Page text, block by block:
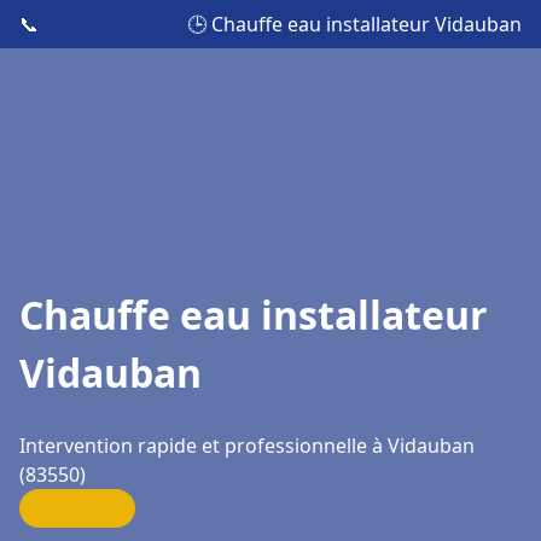
📞 🕒 Chauffe eau installateur Vidauban
Chauffe eau installateur
Vidauban
Intervention rapide et professionnelle à Vidauban
(83550)